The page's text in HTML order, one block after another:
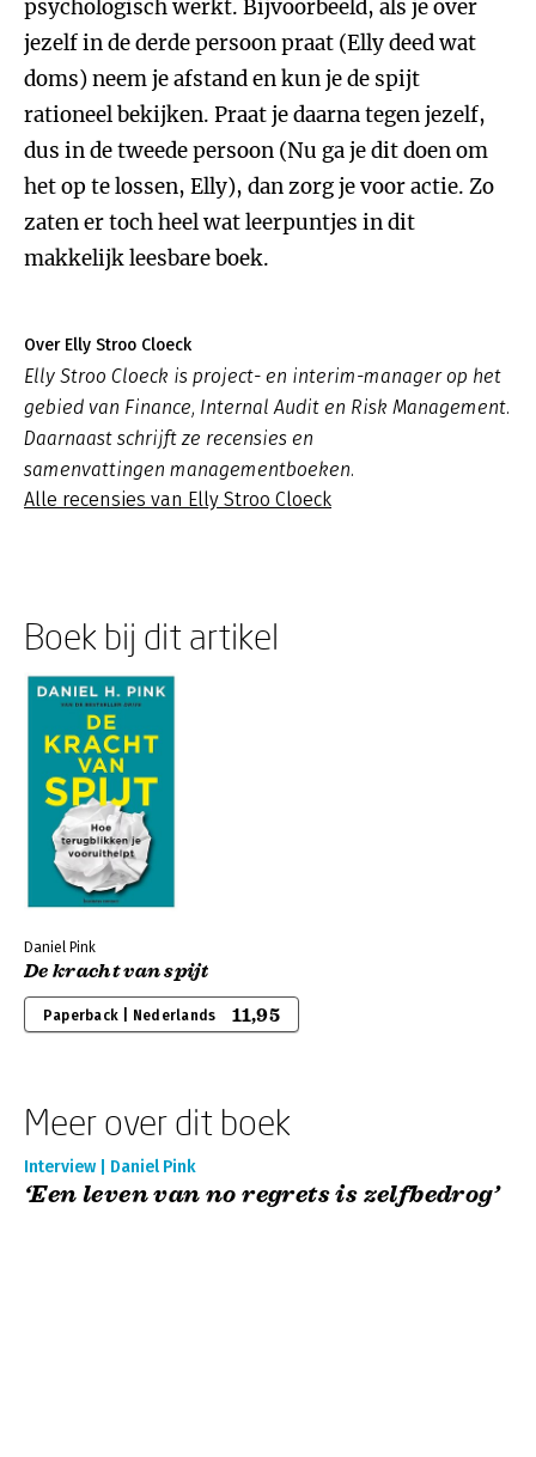
psychologisch werkt. Bijvoorbeeld, als je over
jezelf in de derde persoon praat (Elly deed wat
doms) neem je afstand en kun je de spijt
rationeel bekijken. Praat je daarna tegen jezelf,
dus in de tweede persoon (Nu ga je dit doen om
het op te lossen, Elly), dan zorg je voor actie. Zo
zaten er toch heel wat leerpuntjes in dit
makkelijk leesbare boek.
Over Elly Stroo Cloeck
Elly Stroo Cloeck is project- en interim-manager op het
gebied van Finance, Internal Audit en Risk Management.
Daarnaast schrijft ze recensies en
samenvattingen managementboeken.
Alle recensies van Elly Stroo Cloeck
Boek bij dit artikel
Daniel Pink
De kracht van spijt
Paperback | Nederlands 11,95
Meer over dit boek
Interview | Daniel Pink
‘Een leven van no regrets is zelfbedrog’